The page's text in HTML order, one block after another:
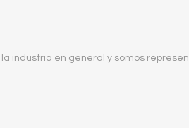
industria en general y somos